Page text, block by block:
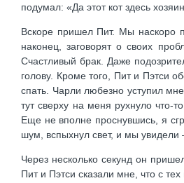
подумал: «Да этот кот здесь
Вскоре пришел Пит. Мы наскоро
наконец, заговорят о своих
Счастливый брак. Даже
голову. Кроме того, Пит и Пэтси
спать. Чарли любезно уступил
тут сверху на меня рухнуло что-
Еще не вполне проснувшись, я
шум, вспыхнул свет, и мы
Через несколько секунд он
Пит и Пэтси сказали мне, что с